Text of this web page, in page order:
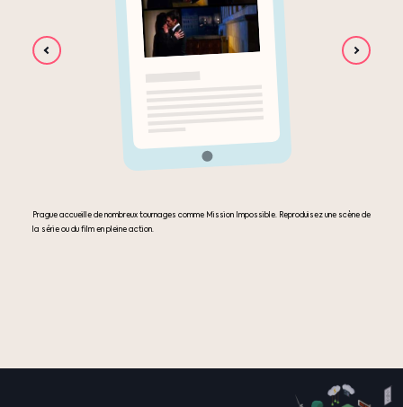
Prague accueille de nombreux tournages comme Mission Impossible. Reproduisez une scène de
la série ou du film en pleine action.